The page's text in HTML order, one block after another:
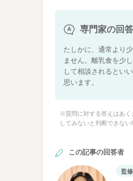
専門家の回答
たしかに、通常より
ません。離乳食を少
して相談されるとい
思います。
※質問に対する答えはあく
してみないと判断できない
この記事の回答者
監